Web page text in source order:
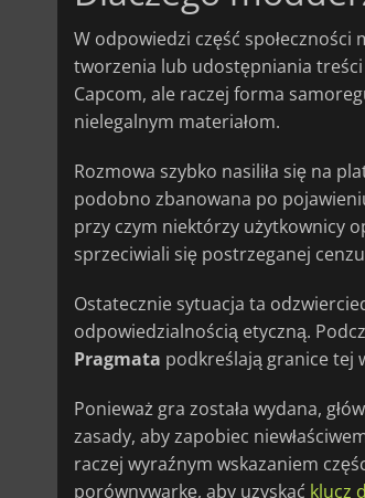
W odpowiedzi część społeczności
tworzenia lub udostępniania
Capcom, ale raczej forma
nielegalnym materiałom.
Rozmowa szybko nasiliła się na
podobno zbanowana po
przy czym niektórzy użytkownicy
sprzeciwiali się postrzeganej
Ostatecznie sytuacja ta
odpowiedzialnością etyczną.
Pragmata podkreślają granice tej
Ponieważ gra została wydana,
zasady, aby zapobiec
raczej wyraźnym wskazaniem
porównywarkę, aby uzyskać klucz